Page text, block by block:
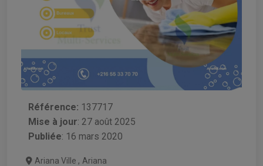
Référence: 137717
Mise à jour: 27 août 2025
Publiée: 16 mars 2020
Ariana Ville , Ariana